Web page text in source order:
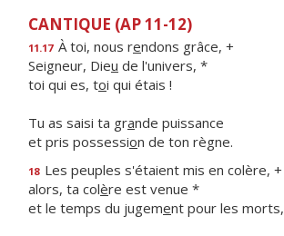
CANTIQUE (AP 11-12)
11.17 À toi, nous rendons grâce, +
Seigneur, Dieu de l'univers, *
toi qui es, toi qui étais !
Tu as saisi ta grande puissance
et pris possession de ton règne.
18 Les peuples s'étaient mis en colère, +
alors, ta colère est venue *
et le temps du jugement pour les morts,